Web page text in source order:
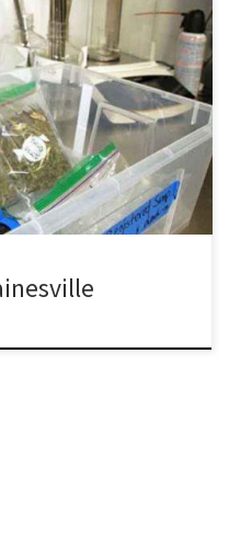
testującego cannabis w
się domem pierwszego na
EVIO Labs Florida,
w budowie w północnym
zostanie otwarte w
Hurley, kierownik biura